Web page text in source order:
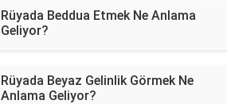
Rüyada Beddua Etmek Ne Anlama
Geliyor?
Rüyada Beyaz Gelinlik Görmek Ne
Anlama Geliyor?